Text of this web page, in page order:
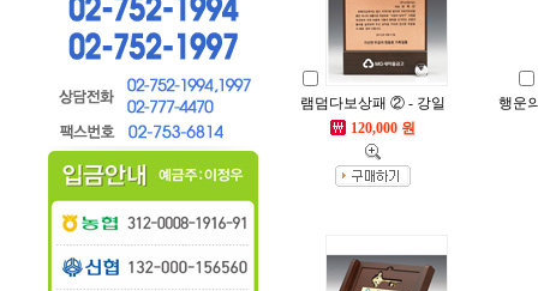
램덤다보상패 ② - 강일
120,000 원
행운